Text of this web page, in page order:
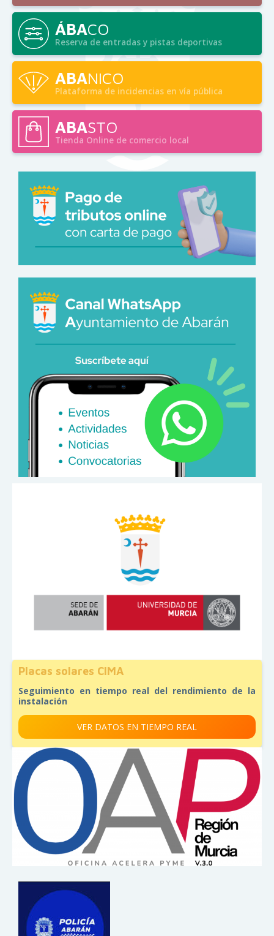
ÁBACO
Reserva de entradas y pistas deportivas
ABANICO
Plataforma de incidencias en vía pública
ABASTO
Tienda Online de comercio local
Placas solares CIMA
Seguimiento en tiempo real del rendimiento de la
instalación
VER DATOS EN TIEMPO REAL